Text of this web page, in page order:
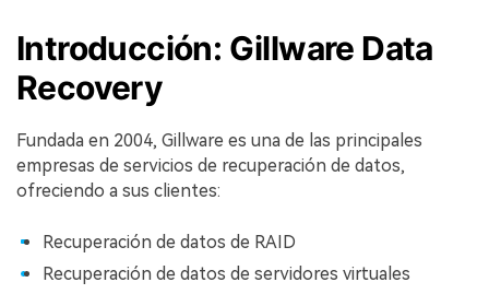
Introducción: Gillware Data
Recovery
Fundada en 2004, Gillware es una de las principales
empresas de servicios de recuperación de datos,
ofreciendo a sus clientes:
Recuperación de datos de RAID
Recuperación de datos de servidores virtuales